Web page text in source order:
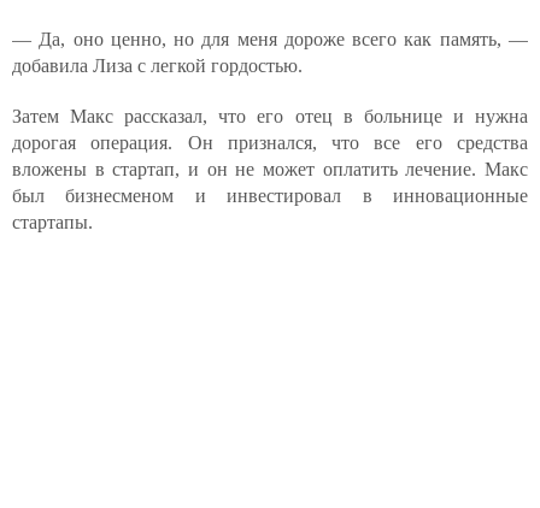
— Да, оно ценно, но для меня дороже всего как память, —
добавила Лиза с легкой гордостью.
Затем Макс рассказал, что его отец в больнице и нужна
дорогая операция. Он признался, что все его средства
вложены в стартап, и он не может оплатить лечение. Макс
был бизнесменом и инвестировал в инновационные
стартапы.